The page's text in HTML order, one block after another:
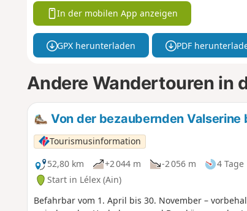
In der mobilen App anzeigen
GPX herunterladen PDF
Andere Wandertouren in
Von der bezaubernden Valserine
Tourismusinformation
52,80 km
+2 044 m -2 056 m 4 Tage
Start in Lélex (Ain)
Befahrbar vom 1. April bis 30. November –